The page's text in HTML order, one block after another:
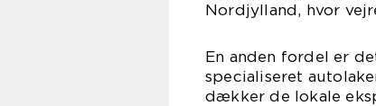
Nordjylland, hvor
En anden fordel er
specialiseret
dækker de lokale